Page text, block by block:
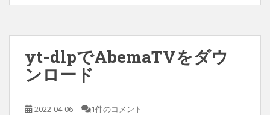
yt-dlpでAbemaTVをダウ
ンロード
2022-04-06 1件のコメント